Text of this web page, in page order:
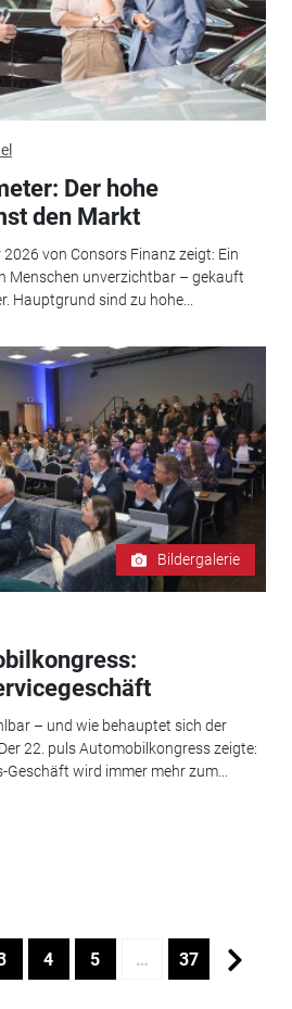
Der hohe
den Markt
von Consors Finanz zeigt: Ein
Menschen unverzichtbar – gekauft
Hauptgrund sind zu hohe...
Bildergalerie
– und wie behauptet sich der
22. puls Automobilkongress zeigte:
wird immer mehr zum...
4 5 … 37